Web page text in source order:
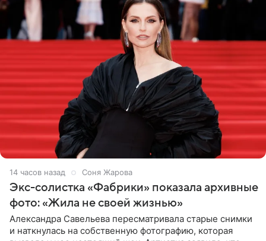
14 часов назад Соня Жарова
Экс-солистка «Фабрики» показала архивные
фото: «Жила не своей жизнью»
Александра Савельева пересматривала старые снимки
и наткнулась на собственную фотографию, которая